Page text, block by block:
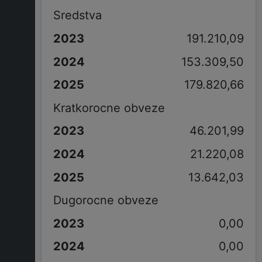
Sredstva
191.210,09
153.309,50
179.820,66
Kratkorocne obveze
46.201,99
21.220,08
13.642,03
Dugorocne obveze
0,00
0,00